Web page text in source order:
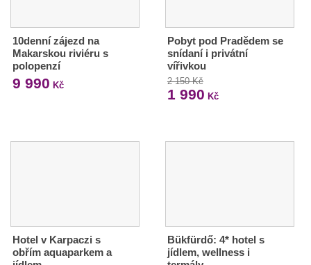
10denní zájezd na
Makarskou riviéru s
polopenzí
9 990 Kč
Pobyt pod Pradědem se
snídaní i privátní
vířivkou
2 150 Kč
1 990 Kč
Hotel v Karpaczi s
obřím aquaparkem a
Bükfürdő: 4* hotel s
jídlem, wellness i